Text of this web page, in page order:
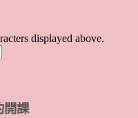
displayed above.
開課